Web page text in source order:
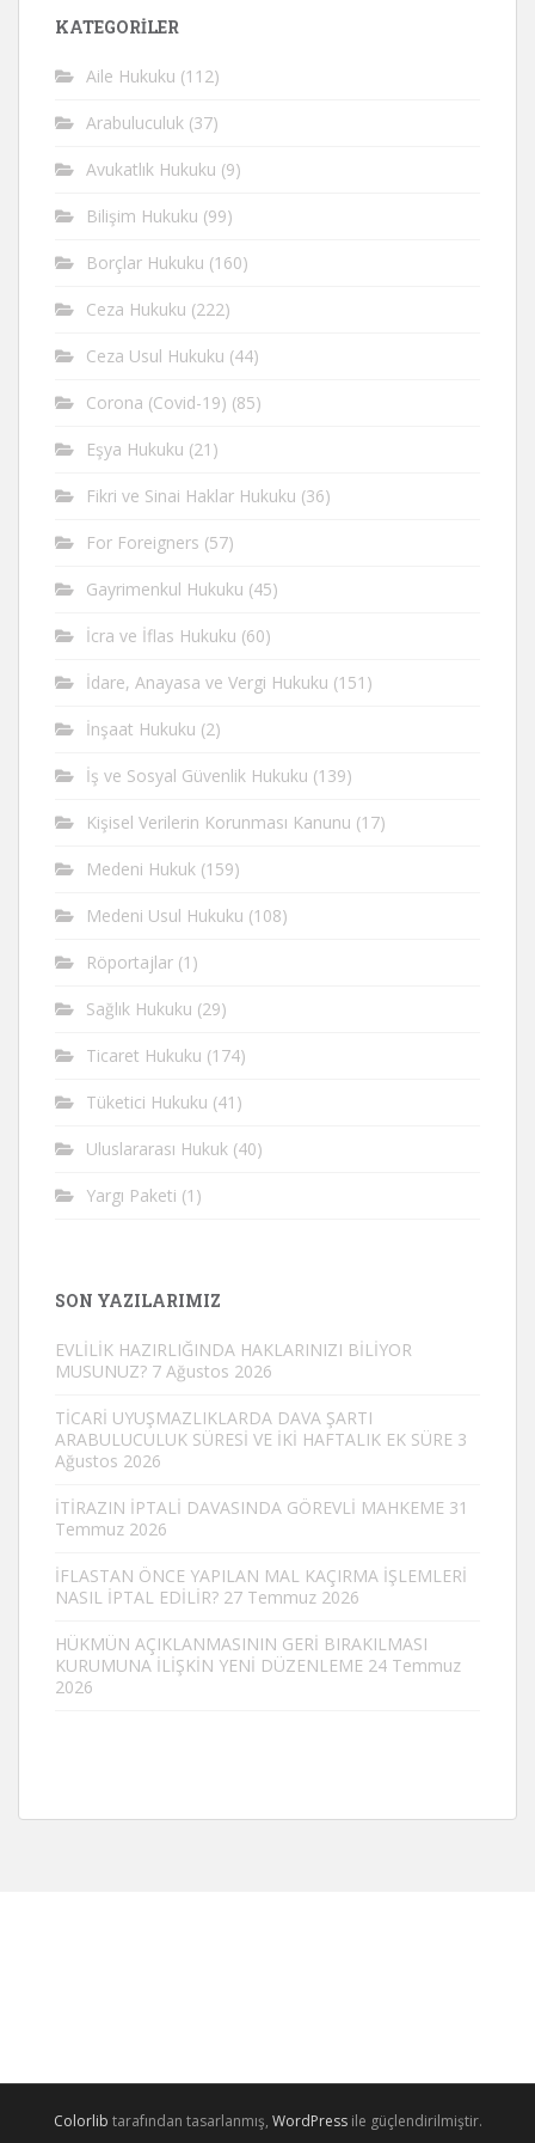
KATEGORİLER
Aile Hukuku (112)
Arabuluculuk (37)
Avukatlık Hukuku (9)
Bilişim Hukuku (99)
Borçlar Hukuku (160)
Ceza Hukuku (222)
Ceza Usul Hukuku (44)
Corona (Covid-19) (85)
Eşya Hukuku (21)
Fikri ve Sinai Haklar Hukuku (36)
For Foreigners (57)
Gayrimenkul Hukuku (45)
İcra ve İflas Hukuku (60)
İdare, Anayasa ve Vergi Hukuku (151)
İnşaat Hukuku (2)
İş ve Sosyal Güvenlik Hukuku (139)
Kişisel Verilerin Korunması Kanunu (17)
Medeni Hukuk (159)
Medeni Usul Hukuku (108)
Röportajlar (1)
Sağlık Hukuku (29)
Ticaret Hukuku (174)
Tüketici Hukuku (41)
Uluslararası Hukuk (40)
Yargı Paketi (1)
SON YAZILARIMIZ
EVLİLİK HAZIRLIĞINDA HAKLARINIZI BİLİYOR
MUSUNUZ? 7 Ağustos 2026
TİCARİ UYUŞMAZLIKLARDA DAVA ŞARTI
ARABULUCULUK SÜRESİ VE İKİ HAFTALIK EK SÜRE 3
Ağustos 2026
İTİRAZIN İPTALİ DAVASINDA GÖREVLİ MAHKEME 31
Temmuz 2026
İFLASTAN ÖNCE YAPILAN MAL KAÇIRMA İŞLEMLERİ
NASIL İPTAL EDİLİR? 27 Temmuz 2026
HÜKMÜN AÇIKLANMASININ GERİ BIRAKILMASI
KURUMUNA İLİŞKİN YENİ DÜZENLEME 24 Temmuz
2026
Colorlib tarafından tasarlanmış, WordPressile güçlendirilmiştir.